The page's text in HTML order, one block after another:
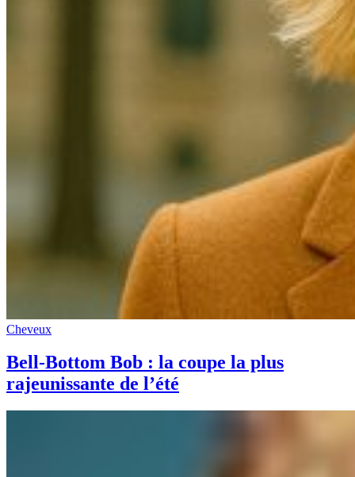
Cheveux
Bell-Bottom Bob : la coupe la plus
rajeunissante de l’été